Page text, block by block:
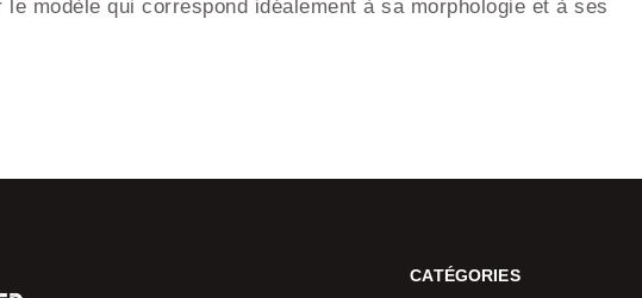
le modèle qui correspond idéalement à sa morphologie et à ses
CATÉGORIES